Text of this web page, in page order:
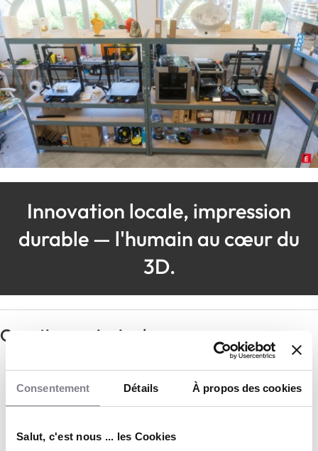
Consentement Détails À propos des cookies
Salut, c'est nous ... les Cookies
Innovation locale, impression
durable — l'humain au cœur du
3D.
Questions principales
Les atouts du secteur d'activité